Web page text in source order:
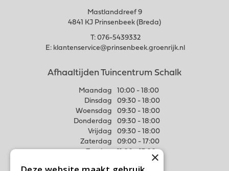
Mastlanddreef 9
4841 KJ Prinsenbeek (Breda)
T: 076-5439332
E: klantenservice@prinsenbeek.groenrijk.nl
Afhaaltijden Tuincentrum Schalk
Maandag
10:00 - 18:00
Dinsdag
09:30 - 18:00
Woensdag
09:30 - 18:00
Donderdag
09:30 - 18:00
Vrijdag
09:30 - 18:00
Zaterdag
09:00 - 17:00
×